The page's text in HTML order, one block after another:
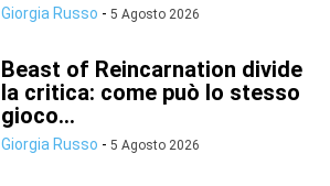
Giorgia Russo - 5 Agosto 2026
Beast of Reincarnation divide
la critica: come può lo stesso
gioco...
Giorgia Russo - 5 Agosto 2026